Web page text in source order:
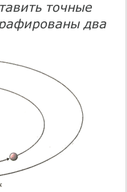
точные
два